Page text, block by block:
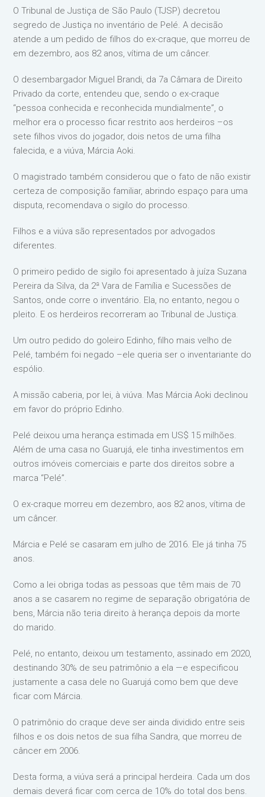
O Tribunal de Justiça de São Paulo (TJSP) decretou
segredo de Justiça no inventário de Pelé. A decisão
atende a um pedido de filhos do ex-craque, que morreu de
em dezembro, aos 82 anos, vítima de um câncer.
O desembargador Miguel Brandi, da 7a Câmara de Direito
Privado da corte, entendeu que, sendo o ex-craque
“pessoa conhecida e reconhecida mundialmente”, o
melhor era o processo ficar restrito aos herdeiros –os
sete filhos vivos do jogador, dois netos de uma filha
falecida, e a viúva, Márcia Aoki.
O magistrado também considerou que o fato de não existir
certeza de composição familiar, abrindo espaço para uma
disputa, recomendava o sigilo do processo.
Filhos e a viúva são representados por advogados
diferentes.
O primeiro pedido de sigilo foi apresentado à juíza Suzana
Pereira da Silva, da 2ª Vara de Família e Sucessões de
Santos, onde corre o inventário. Ela, no entanto, negou o
pleito. E os herdeiros recorreram ao Tribunal de Justiça.
Um outro pedido do goleiro Edinho, filho mais velho de
Pelé, também foi negado –ele queria ser o inventariante do
espólio.
A missão caberia, por lei, à viúva. Mas Márcia Aoki declinou
em favor do próprio Edinho.
Pelé deixou uma herança estimada em US$ 15 milhões.
Além de uma casa no Guarujá, ele tinha investimentos em
outros imóveis comerciais e parte dos direitos sobre a
marca “Pelé”.
O ex-craque morreu em dezembro, aos 82 anos, vítima de
um câncer.
Márcia e Pelé se casaram em julho de 2016. Ele já tinha 75
anos.
Como a lei obriga todas as pessoas que têm mais de 70
anos a se casarem no regime de separação obrigatória de
bens, Márcia não teria direito à herança depois da morte
do marido.
Pelé, no entanto, deixou um testamento, assinado em 2020,
destinando 30% de seu patrimônio a ela —e especificou
justamente a casa dele no Guarujá como bem que deve
ficar com Márcia.
O patrimônio do craque deve ser ainda dividido entre seis
filhos e os dois netos de sua filha Sandra, que morreu de
câncer em 2006.
Desta forma, a viúva será a principal herdeira. Cada um dos
demais deverá ficar com cerca de 10% do total dos bens.